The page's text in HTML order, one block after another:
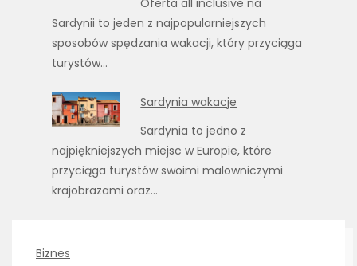
Sardynii to jeden z najpopularniejszych
sposobów spędzania wakacji, który przyciąga
turystów…
Sardynia wakacje
Sardynia to jedno z
najpiękniejszych miejsc w Europie, które
przyciąga turystów swoimi malowniczymi
krajobrazami oraz…
Biznes